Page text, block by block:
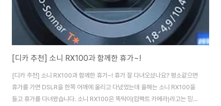
[디카 추천] 소니 RX100과 함께한 휴가~!
[디카 추천] 소니 RX100과 함께한 휴가~! 휴가 잘 다녀오셨나요? 평소같으면
휴가를 가면 DSLR을 한쪽 어깨에 올리고 다녔었는데 올해는 소니 RX100을
들고 휴가를 다녀왔습니다. 소니 RX100은 똑딱이(컴팩트 카메라)라고는 믿을